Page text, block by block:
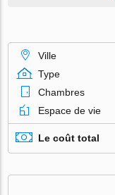
Ville
Type
Chambres
Espace de vie
Le coût total